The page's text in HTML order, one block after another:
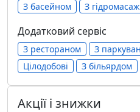
З басейном З
Додатковий сервіс
З рестораном З
Цілодобові
З більярдом
Акції і знижки